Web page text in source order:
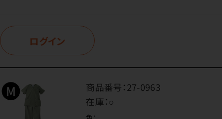
ログイン
商品番号：27-0963
在庫：○